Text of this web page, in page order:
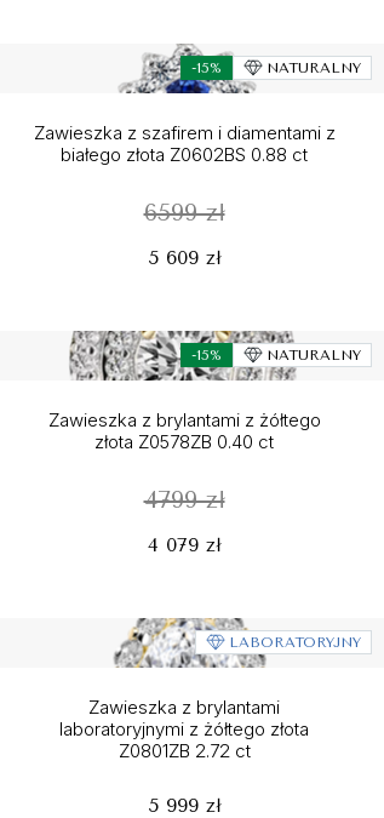
-15% NATURALNY
Zawieszka z szafirem i diamentami z
białego złota Z0602BS 0.88 ct
6599 zł
5 609 zł
-15% NATURALNY
Zawieszka z brylantami z żółtego
złota Z0578ZB 0.40 ct
4799 zł
4 079 zł
LABORATORYJNY
Zawieszka z brylantami
laboratoryjnymi z żółtego złota
Z0801ZB 2.72 ct
5 999 zł